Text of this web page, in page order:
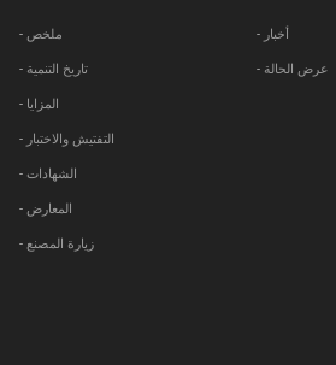
- ملخص
- تاريخ التنمية
- المزايا
- التفتيش والاختبار
- الشهادات
- المعارض
- زيارة المصنع
- أخبار
- عرض الحالة